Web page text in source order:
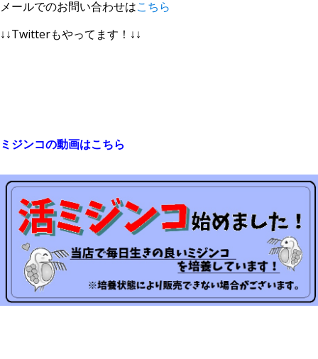
メールでのお問い合わせはこちら
↓↓Twitterもやってます！↓↓
ミジンコの動画はこちら